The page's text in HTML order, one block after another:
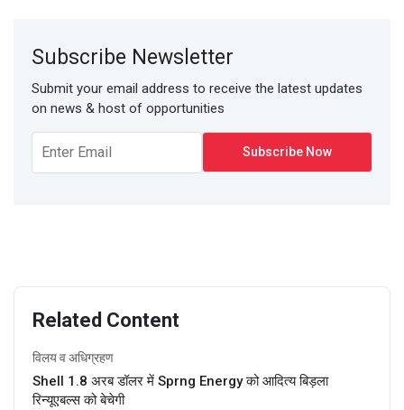
Subscribe Newsletter
Submit your email address to receive the latest updates
on news & host of opportunities
Related Content
विलय व अधिग्रहण
Shell 1.8 अरब डॉलर में Sprng Energy को आदित्य बिड़ला
रिन्यूएबल्स को बेचेगी